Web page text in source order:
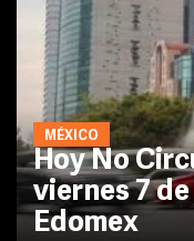
MÉXICO
Hoy No
viernes 7
Edomex